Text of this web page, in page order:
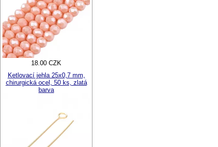
18.00 CZK
Ketlovací jehla 25x0,7 mm,
chirurgická ocel, 50 ks, zlatá
barva